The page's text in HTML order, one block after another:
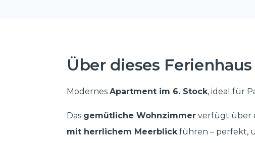
Über dieses
Modernes Apartment im 6. Stock, ideal für
Das gemütliche Wohnzimmerverfügt über
mit herrlichem Meerblickführen – perfekt,